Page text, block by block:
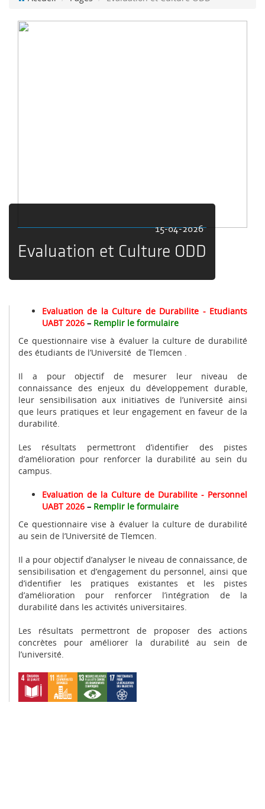
15-04-2026
Evaluation et Culture ODD
Evaluation de la Culture de Durabilite - Etudiants
UABT 2026 – Remplir le formulaire
Ce questionnaire vise à évaluer la culture de durabilité
des étudiants de l’Université de Tlemcen .
Il a pour objectif de mesurer leur niveau de
connaissance des enjeux du développement durable,
leur sensibilisation aux initiatives de l’université ainsi
que leurs pratiques et leur engagement en faveur de la
durabilité.
Les résultats permettront d’identifier des pistes
d’amélioration pour renforcer la durabilité au sein du
campus.
Evaluation de la Culture de Durabilite - Personnel
UABT 2026 – Remplir le formulaire
Ce questionnaire vise à évaluer la culture de durabilité
au sein de l’Université de Tlemcen.
Il a pour objectif d’analyser le niveau de connaissance, de
sensibilisation et d’engagement du personnel, ainsi que
d’identifier les pratiques existantes et les pistes
d’amélioration pour renforcer l’intégration de la
durabilité dans les activités universitaires.
Les résultats permettront de proposer des actions
concrètes pour améliorer la durabilité au sein de
l’université.